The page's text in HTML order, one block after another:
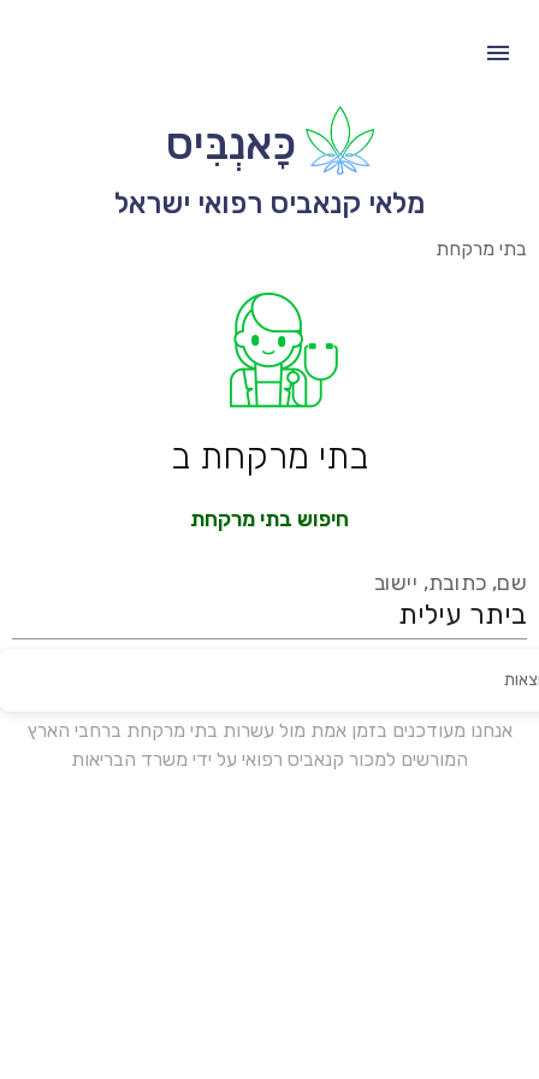
כָּאנְבִּיס
מלאי קנאביס רפואי ישראל
בתי מרקחת
בתי מרקחת ב
חיפוש בתי מרקחת
שם, כתובת, יישוב
אנחנו מעודכנים בזמן אמת מול עשרות בתי מרקחת ברחבי הארץ
המורשים למכור קנאביס רפואי על ידי משרד הבריאות